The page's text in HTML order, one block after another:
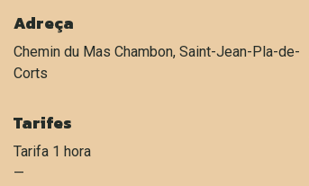
Adreça
Chemin du Mas Chambon, Saint-Jean-Pla-de-
Corts
Tarifes
Tarifa 1 hora
—